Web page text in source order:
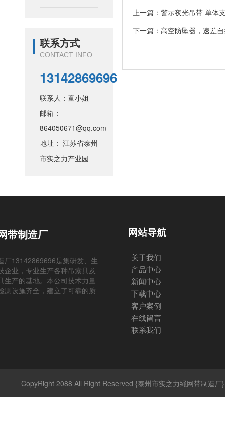
联系方式
CONTACT INFO
13142869696
联系人：童小姐
邮箱：
864050671@qq.com
地址： 江苏省泰州
市实之力产业园
上一篇：警示夜光吊带 单体
下一篇：高空防坠器，速差
带制造厂
厂13142869696是集研发、生
企业，专业生产各种吊索具及
生产的基地。本公司技术力量
测设施齐全，建立了可靠的质
网站导航
关于我们
产品中心
新闻中心
下载中心
客户案例
在线留言
联系我们
CopyRight 2088 All Right Reserved {泰州市实之力绳网带制造